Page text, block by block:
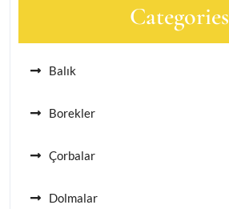
Categories
Balık
Borekler
Çorbalar
Dolmalar